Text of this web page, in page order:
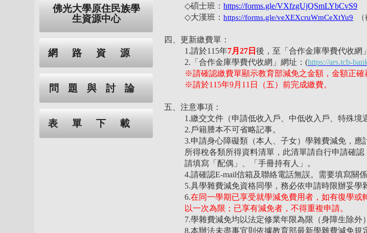
佛光大學原住民族學
生資源中心
網路資源
問題與討論
表單下載
◇碩士班：https://forms.gle/VXfzgUjQSmLYbCvS9
◇大漢班：https://forms.gle/veXEXcruWmCeXtYu9 （
四、更新繳費單：
1.請於115年7月27日後，至 「合作金庫學費代收網
2.「合作金庫學費代收網」網址：(https://ars.tcb-
※請確認繳費單顯示教育部減免之金額，金額正確
※請於115年9月11日（五）前完成繳費。
五、注意事項：
1.繳交文件（申請低收入戶、中低收入戶、特殊境
2.戶籍謄本不可省略記事。
3.申請身心障礙類（本人、子女）學雜費減免，
所得稅各類所得資料清單，此清單請自行申請確
請填寫「配偶」、「手冊持有人」。
4.請確認E-mail信箱及聯絡電話無誤。需要填寫關
5.具學雜費減免資格同學，務必依申請時限辦妥
6.在同一學期已享受就學減免費用者，如有復學或
以一次為限；已享有減免者，不得重複申請。
7.學雜費減免均以法定修業年限為限（身障生除外
8.本辦法未盡事宜則依據教育部最新學雜費減免規